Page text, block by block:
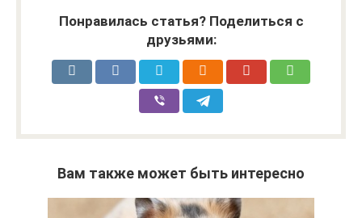
Понравилась статья? Поделиться с
друзьями:
Вам также может быть интересно